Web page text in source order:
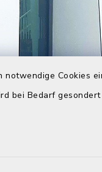
Cookies
bei Bedarf